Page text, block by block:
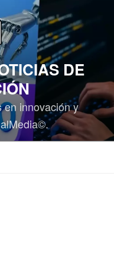
DE
en innovación y